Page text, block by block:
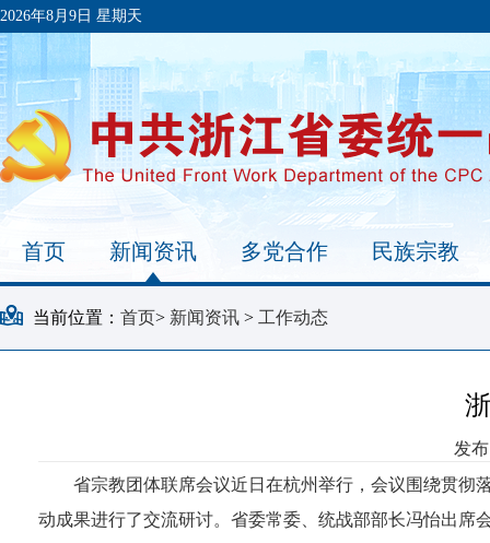
2026年8月9日 星期天
首页 新闻资讯 多党合作 民族宗教
当前位置： 首页> 新闻资讯 > 工作动态
发
省宗教团体联席会议近日在杭州举行，会议围绕贯彻
动成果进行了交流研讨。省委常委、统战部部长冯怡出席